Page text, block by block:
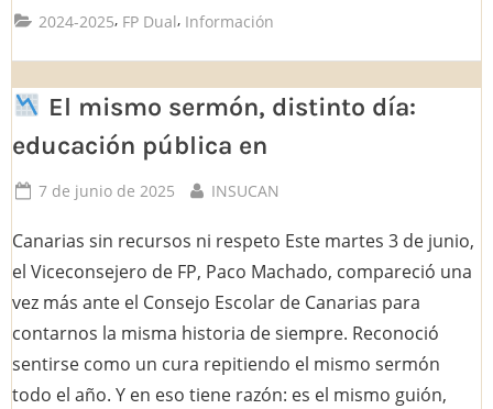
DENUNCIA
FALTA
DIÁLOGO
EN
LA
APROBACIÓN
DE
RESOLUCIÓN
DE
FUNCIONAMIENTO
EL
CURSO
2025-
2024-2025, FP Dual, Información
El mismo sermón, distinto día:
educación pública en
Posted
7 de junio de 2025 By
INSUCAN
Canarias sin recursos ni respeto Este martes 3 de junio,
el Viceconsejero de FP, Paco Machado, compareció una
vez más ante el Consejo Escolar de Canarias para
contarnos la misma historia de siempre. Reconoció
sentirse como un cura repitiendo el mismo sermón
todo el año. Y en eso tiene razón: es el mismo guión,